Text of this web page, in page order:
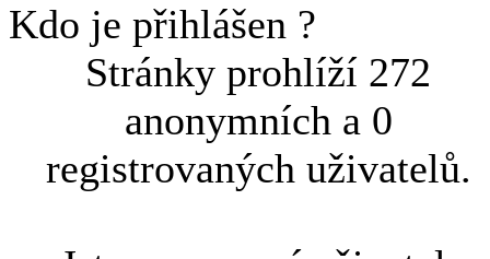
Kdo je přihlášen ?
Stránky prohlíží 272
anonymních a 0
registrovaných uživatelů.